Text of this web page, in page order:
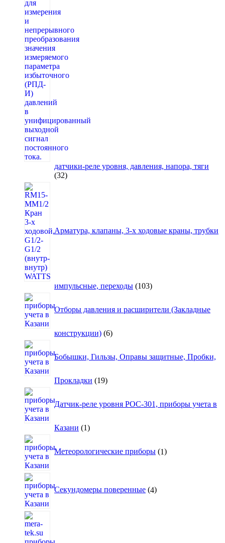
датчики-реле уровня, давления, напора, тяги
3232
Арматура, клапаны, 3-х ходовые краны, трубки
импульсные, переходы 103103
Отборы давления и расширители (Закладные
конструкции) 66
Бобышки, Гильзы, Оправы защитные, Пробки,
Прокладки 1919
Датчик-реле уровня РОС-301, приборы учета в
Казани 11
Метеорологические приборы 1
товар
Секундомеры поверенные 4
товара